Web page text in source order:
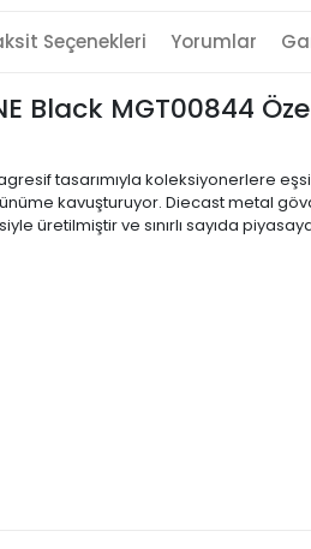
Seçenekleri Yorumlar
Black MGT00844
tasarımıyla koleksiyonerlere
kavuşturuyor. Diecast metal
üretilmiştir ve sınırlı sayıda